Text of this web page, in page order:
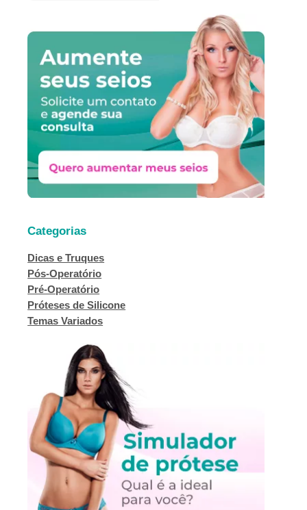
Categorias
Dicas e Truques
Pós-Operatório
Pré-Operatório
Próteses de Silicone
Temas Variados